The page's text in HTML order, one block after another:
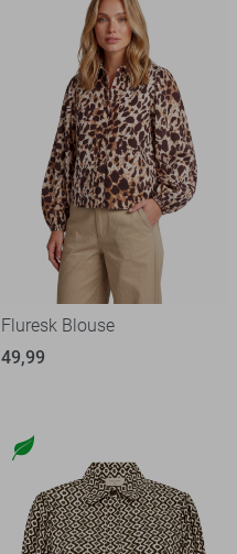
Fluresk Blouse
49,99